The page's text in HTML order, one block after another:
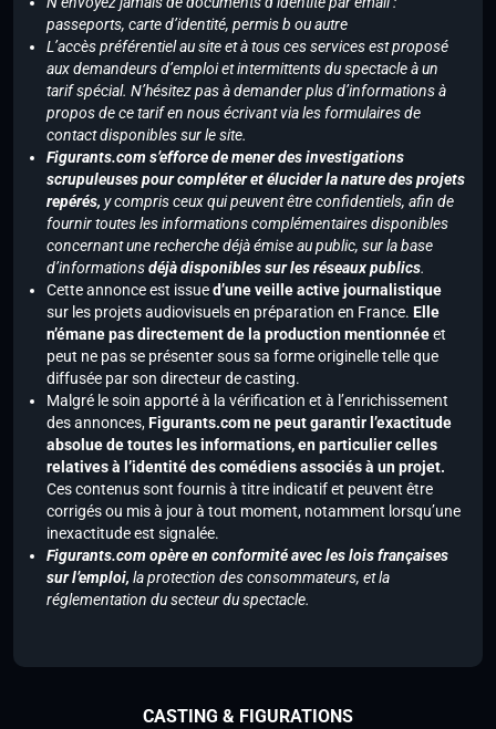
passeports, carte d’identité, permis b ou autre
L’accès préférentiel au site et à tous ces services est proposé
aux demandeurs d’emploi et intermittents du spectacle à un
tarif spécial. N’hésitez pas à demander plus d’informations à
propos de ce tarif en nous écrivant via les formulaires de
contact disponibles sur le site.
Figurants.com s’efforce de mener des investigations
scrupuleuses pour compléter et élucider la nature des projets
repérés, y compris ceux qui peuvent être confidentiels, afin de
fournir toutes les informations complémentaires disponibles
concernant une recherche déjà émise au public, sur la base
d’informationsdéjà disponibles sur les réseaux publics.
Cette annonce est issued’une veille active journalistique
sur les projets audiovisuels en préparation en France. Elle
n’émane pas directement de la production mentionnéeet
peut ne pas se présenter sous sa forme originelle telle que
diffusée par son directeur de casting.
Malgré le soin apporté à la vérification et à l’enrichissement
des annonces,Figurants.com ne peut garantir l’exactitude
absolue de toutes les informations, en particulier celles
relatives à l’identité des comédiens associés à un projet.
Ces contenus sont fournis à titre indicatif et peuvent être
corrigés ou mis à jour à tout moment, notamment lorsqu’une
inexactitude est signalée.
Figurants.com opère en conformité avec les lois françaises
sur l’emploi, la protection des consommateurs, et la
réglementation du secteur du spectacle.
CASTING & FIGURATIONS